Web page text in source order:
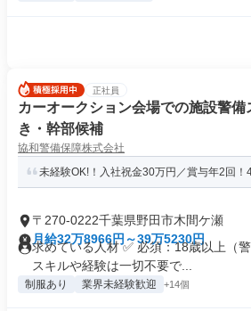
正社員
カーオークション会場での施設警
き・幹部候補
協和警備保障株式会社
未経験OK!！入社祝金30万円／賞与年2回！
〒270-0222千葉県野田市木間ケ瀬
月給32万8966円～39万5230円
求めている人材 ✅ 必須：18歳以上（
スキルや経験は一切不要で...
制服あり 業界未経験歓迎 +14個